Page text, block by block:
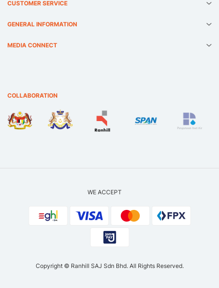
CUSTOMER SERVICE
GENERAL INFORMATION
MEDIA CONNECT
COLLABORATION
Copyright © Ranhill SAJ Sdn Bhd. All Rights Reserved.
WE ACCEPT